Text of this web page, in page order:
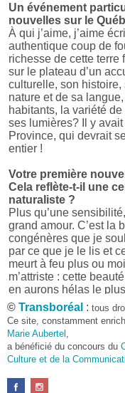
Un événement
nouvelles sur le
À qui j’aime, j’aime
authentique coup de
richesse de cette terre
sur le plateau d’un
culturelle, son
nature et de sa
habitants, la variété
ses lumières? Il y
Province, qui devrait
entier !
Votre première
Cela reflète-t-il une
naturaliste ?
Plus qu’une
grand amour. C’est la
congénères que je
par ce que je le lis et
meurt à feu plus ou
m’attriste : cette
en aurons hélas le
j’avais pris goût à me
l’intérêt de l’exercice
être un bon moyen
Pourquoi avoir
qu’un autre ?
D’abord parce que
© Transboréal : tous
Ce site, constamment
Marie Aubertel
a bénéficié du concours du
Culture et de la